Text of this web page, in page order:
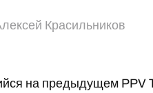
Красильников
на предыдущем PPV